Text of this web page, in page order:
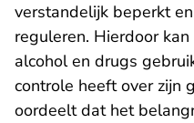
verstandelijk beperkt
reguleren. Hierdoor
alcohol en drugs
controle heeft over zijn
oordeelt dat het